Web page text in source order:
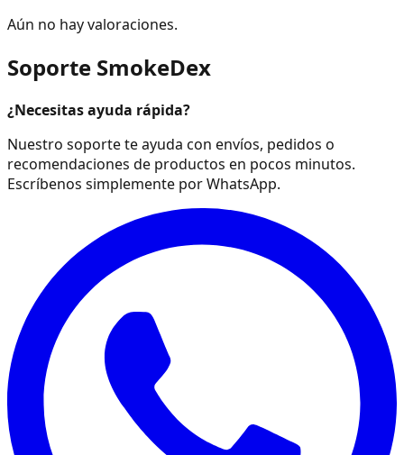
Aún no hay valoraciones.
Soporte SmokeDex
¿Necesitas ayuda rápida?
Nuestro soporte te ayuda con envíos, pedidos o
recomendaciones de productos en pocos minutos.
Escríbenos simplemente por WhatsApp.